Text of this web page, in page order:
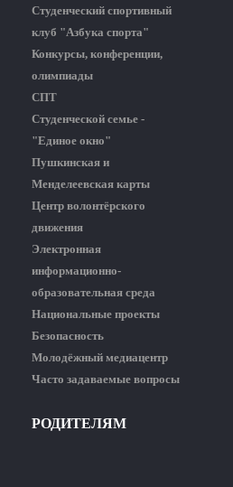
Студенческий спортивный
клуб "Азбука спорта"
Конкурсы, конференции,
олимпиады
СПТ
Студенческой семье -
"Единое окно"
Пушкинская и
Менделеевская карты
Центр волонтёрского
движения
Электронная
информационно-
образовательная среда
Национальные проекты
Безопасность
Молодёжный медиацентр
Часто задаваемые вопросы
РОДИТЕЛЯМ